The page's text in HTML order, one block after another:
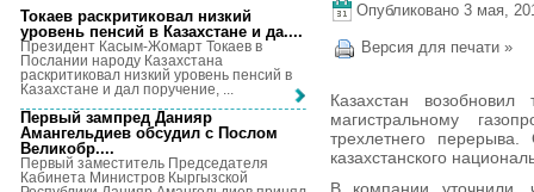
Опубликовано 3 мая,
Версия для печати »
Казахстан
магистральному
трехлетнего
казахстанского
Токаев раскритиковал низкий
уровень пенсий в Казахстане и да....
Президент Касым-Жомарт Токаев в
Послании народу Казахстана
раскритиковал низкий уровень пенсий в
Казахстане и дал поручение, ...
Первый зампред Данияр
Амангельдиев обсудил с Послом
Великобр....
Первый заместитель Председателя
Кабинета Министров Кыргызской